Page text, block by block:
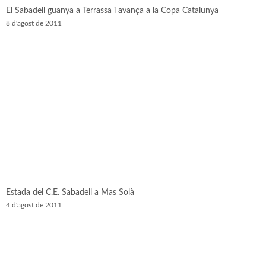
El Sabadell guanya a Terrassa i avança a la Copa Catalunya
8 d'agost de 2011
Estada del C.E. Sabadell a Mas Solà
4 d'agost de 2011